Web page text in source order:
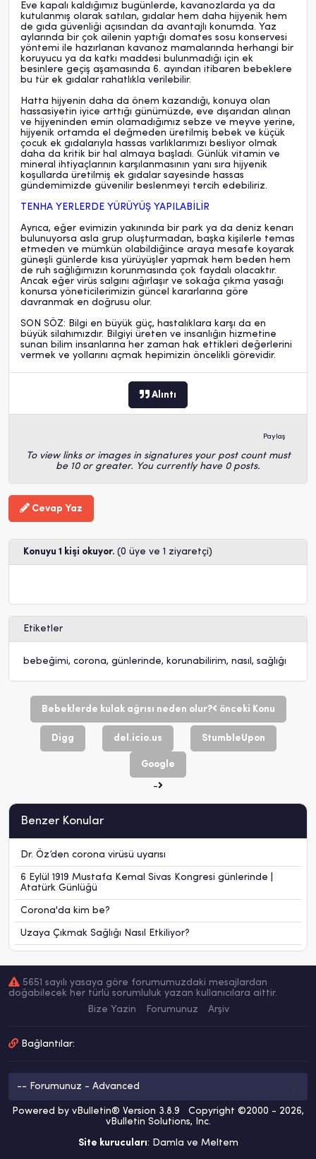
Eve kapalı kaldığımız bugünlerde, kavanozlarda ya da
kutulanmış olarak satılan, gıdalar hem daha hijyenik hem
de gıda güvenliği açısından da avantajlı konumda. Yaz
aylarında bir çok ailenin yaptığı domates sosu konservesi
yöntemi ile hazırlanan kavanoz mamalarında herhangi bir
koruyucu ya da katkı maddesi bulunmadığı için ek
besinlere geçiş aşamasında 6. ayından itibaren bebeklere
bu tür ek gıdalar rahatlıkla verilebilir.
Hatta hijyenin daha da önem kazandığı, konuya olan
hassasiyetin iyice arttığı günümüzde, eve dışarıdan alınan
ve hijyeninden emin olamadığımız sebze ve meyve yerine,
hijyenik ortamda el değmeden üretilmiş bebek ve küçük
çocuk ek gıdalarıyla hassas varlıklarımızı besliyor olmak
daha da kritik bir hal almaya başladı. Günlük vitamin ve
mineral ihtiyaçlarının karşılanmasının yanı sıra hijyenik
koşullarda üretilmiş ek gıdalar sayesinde hassas
gündemimizde güvenilir beslenmeyi tercih edebiliriz.
TENHA YERLERDE YÜRÜYÜŞ YAPILABİLİR
Ayrıca, eğer evimizin yakınında bir park ya da deniz kenarı
bulunuyorsa asla grup oluşturmadan, başka kişilerle temas
etmeden ve mümkün olabildiğince araya mesafe koyarak
güneşli günlerde kısa yürüyüşler yapmak hem beden hem
de ruh sağlığımızın korunmasında çok faydalı olacaktır.
Ancak eğer virüs salgını ağırlaşır ve sokağa çıkma yasağı
konursa yöneticilerimizin güncel kararlarına göre
davranmak en doğrusu olur.
SON SÖZ: Bilgi en büyük güç, hastalıklara karşı da en
büyük silahımızdır. Bilgiyi üreten ve insanlığın hizmetine
sunan bilim insanlarına her zaman hak ettikleri değerlerini
vermek ve yollarını açmak hepimizin öncelikli görevidir.
Alıntı
Paylaş
To view links or images in signatures your post count must
be 10 or greater. You currently have 0 posts.
Cevap Yaz
Konuyu 1 kişi okuyor. (0 üye ve 1 ziyaretçi)
Etiketler
bebeğimi, corona, günlerinde, korunabilirim, nasıl, sağlığı
Bebeklerde kulak ağrısı neden olur? önceki Konu
Digg del.icio.us StumbleUpon
Google
-
Benzer Konular
Dr. Öz’den corona virüsü uyarısı
6 Eylül 1919 Mustafa Kemal Sivas Kongresi günlerinde |
Atatürk Günlüğü
Corona'da kim be?
Uzaya Çıkmak Sağlığı Nasıl Etkiliyor?
5651 sayılı yasaya göre forumumuzdaki mesajlardan
doğabilecek her türlü sorumluluk yazan kullanıcılara aittir.
Bize Yazin
Forumunuz Arşiv
Bağlantılar:
Powered by vBulletin® Version 3.8.9 Copyright ©2000 - 2026,
vBulletin Solutions, Inc.
Site kurucuları: Damla ve Meltem